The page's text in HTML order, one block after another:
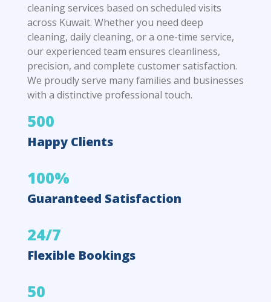
cleaning services based on scheduled visits
across Kuwait. Whether you need deep
cleaning, daily cleaning, or a one-time service,
our experienced team ensures cleanliness,
precision, and complete customer satisfaction.
We proudly serve many families and businesses
with a distinctive professional touch.
500
Happy Clients
100%
Guaranteed Satisfaction
24/7
Flexible Bookings
50